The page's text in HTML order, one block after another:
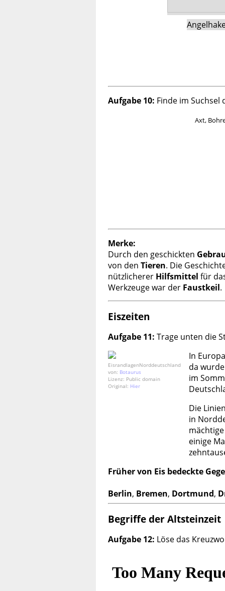
Aufgabe 10: Finde im Suchsel
Axt,
Merke:
Durch den geschickten
von den Tieren. Die
nützlicherer Hilfsmittel für
Werkzeuge war der Faustkeil.
Eiszeiten
Aufgabe 11: Trage unten die
EisrandlagenNorddeutschland
von: Botaurus
Lizenz: Public domain
Original: Hier
In
da
im
Die
in
einige
Früher von Eis bedeckte
Berlin, Bremen, Dortmund,
Begriffe der Altsteinzeit
Aufgabe 12: Löse das